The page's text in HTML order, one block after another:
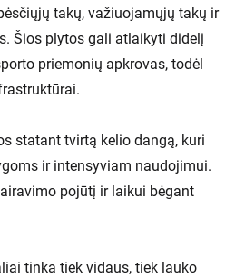
takų, važiuojamųjų takų ir
Šios plytos gali atlaikyti didelį
priemonių apkrovas, todėl
statant tvirtą kelio dangą, kuri
ir intensyviam naudojimui.
pojūtį ir laikui bėgant
tinka tiek vidaus, tiek lauko